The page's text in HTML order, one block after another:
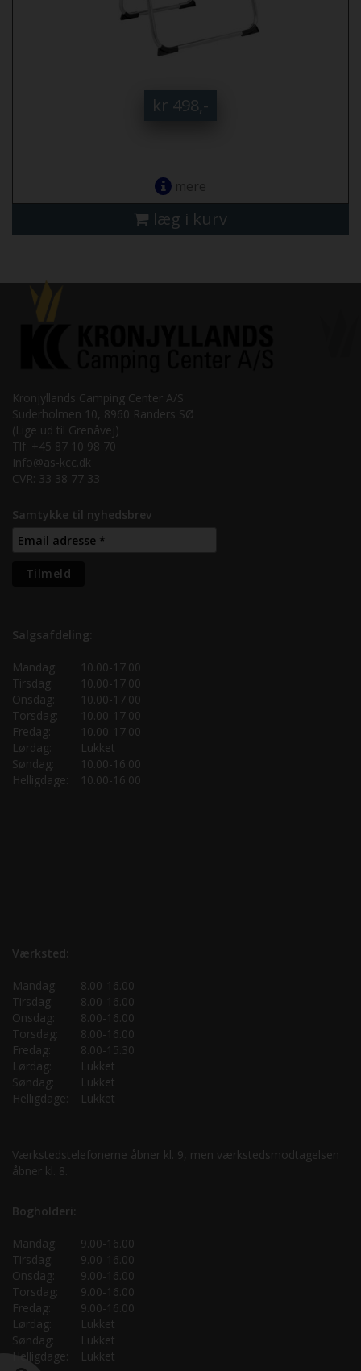
kr 498,-
mere
læg i kurv
Kronjyllands Camping Center A/S
Suderholmen 10, 8960 Randers SØ
(Lige ud til Grenåvej)
Tlf. +45 87 10 98 70
Info@as-kcc.dk
CVR: 33 38 77 33
Samtykke til nyhedsbrev
Salgsafdeling:
Mandag:
10.00-17.00
Tirsdag:
10.00-17.00
Onsdag:
10.00-17.00
Torsdag:
10.00-17.00
Fredag:
10.00-17.00
Lørdag:
Lukket
Søndag:
10.00-16.00
Helligdage:
10.00-16.00
Værksted:
Mandag:
8.00-16.00
Tirsdag:
8.00-16.00
Onsdag:
8.00-16.00
Torsdag:
8.00-16.00
Fredag:
8.00-15.30
Lørdag:
Lukket
Søndag:
Lukket
Helligdage:
Lukket
Værkstedstelefonerne åbner kl. 9, men værkstedsmodtagelsen
åbner kl. 8.
Bogholderi:
Mandag:
9.00-16.00
Tirsdag:
9.00-16.00
Onsdag:
9.00-16.00
Torsdag:
9.00-16.00
Fredag:
9.00-16.00
Lørdag:
Lukket
Søndag:
Lukket
Helligdage:
Lukket